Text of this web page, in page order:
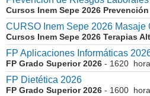
Cursos Inem Sepe 2026
CURSO Inem Sepe 2026 Masaje
Cursos Inem Sepe 2026 Terapias
FP Aplicaciones Informáticas
FP Grado Superior 2026 - 1620
FP Dietética 2026
FP Grado Superior 2026 - 1600